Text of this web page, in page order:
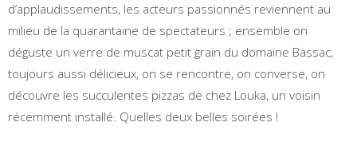
d’applaudissements, les acteurs passionnés reviennent au
milieu de la quarantaine de spectateurs ; ensemble on
déguste un verre de muscat petit grain du domaine Bassac,
toujours aussi délicieux, on se rencontre, on converse, on
découvre les succulentes pizzas de chez Louka, un voisin
récemment installé. Quelles deux belles soirées !